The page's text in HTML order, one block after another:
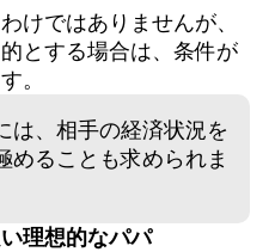
けではありませんが、
とする場合は、条件が
。
は、相手の経済状況を
めることも求められま
理想的なパパ